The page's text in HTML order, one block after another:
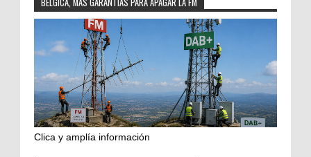
Clica y amplía información